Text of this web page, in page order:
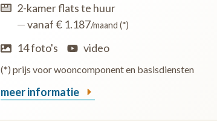
2-kamer flats te huur
—vanaf € 1.187/maand (*)
14 foto's video
(*) prijs voor wooncomponent en basisdiensten
meer informatie